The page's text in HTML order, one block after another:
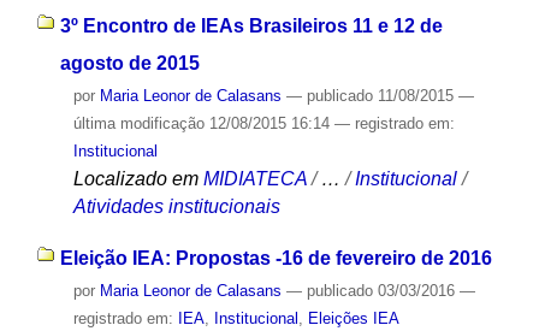
3º Encontro de IEAs Brasileiros 11 e 12 de
agosto de 2015
por Maria Leonor de Calasans — publicado11/08/2015 —
última modificação12/08/2015 16:14 — registrado em:
Institucional
Localizado em MIDIATECA /…/Institucional /
Atividades institucionais
Eleição IEA: Propostas -16 de fevereiro de 2016
por Maria Leonor de Calasans — publicado03/03/2016 —
registrado em: IEA, Institucional Eleições IEA